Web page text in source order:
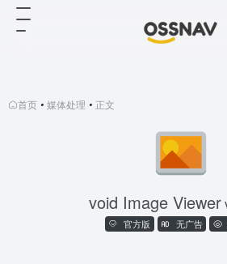
首页 • 媒体处理 • 正文
void Image Viewer
官方版 无广告